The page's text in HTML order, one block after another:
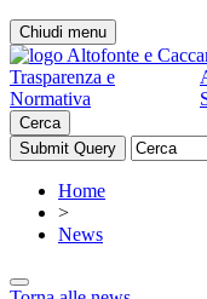
Chiudi menu
Trasparenza e
Normativa
Cerca
Home
>
News